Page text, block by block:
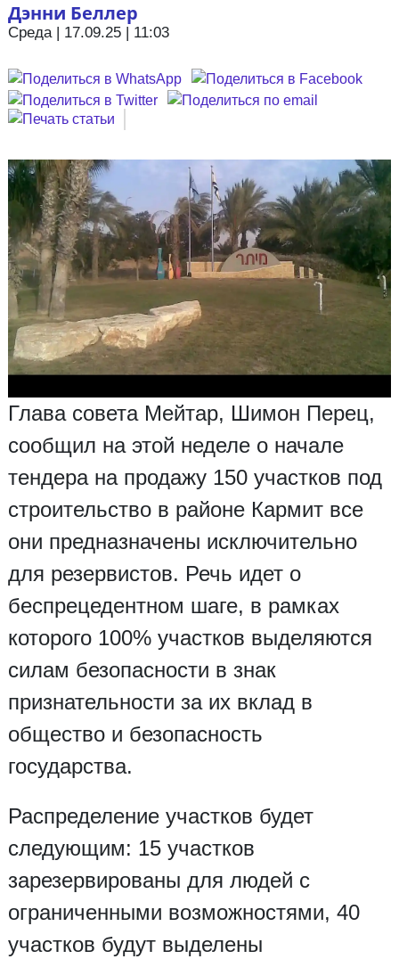
Дэнни Беллер
Среда | 17.09.25 | 11:03
Глава совета Мейтар, Шимон Перец,
сообщил на этой неделе о начале
тендера на продажу 150 участков под
строительство в районе Кармит все
они предназначены исключительно
для резервистов. Речь идет о
беспрецедентном шаге, в рамках
которого 100% участков выделяются
силам безопасности в знак
признательности за их вклад в
общество и безопасность
государства.
Распределение участков будет
следующим: 15 участков
зарезервированы для людей с
ограниченными возможностями, 40
участков будут выделены